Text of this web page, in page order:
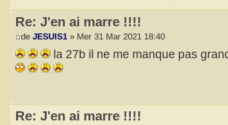
Re: J'en ai marre !!!!
de JESUIS1 » Mer 31 Mar 2021 18:40
la 27b il ne me manque pas
Re: J'en ai marre !!!!